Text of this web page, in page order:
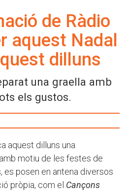
de Ràdio
aquest Nadal
dilluns
una graella amb
els gustos.
aquest dilluns una
motiu de les festes de
es posen en antena diversos
pròpia, com el Cançons